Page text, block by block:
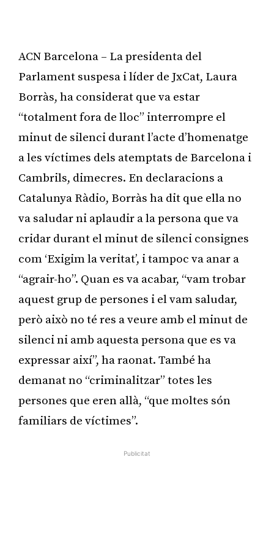
ACN Barcelona – La presidenta del
Parlament suspesa i líder de JxCat, Laura
Borràs, ha considerat que va estar
“totalment fora de lloc” interrompre el
minut de silenci durant l’acte d’homenatge
a les víctimes dels atemptats de Barcelona i
Cambrils, dimecres. En declaracions a
Catalunya Ràdio, Borràs ha dit que ella no
va saludar ni aplaudir a la persona que va
cridar durant el minut de silenci consignes
com ‘Exigim la veritat’, i tampoc va anar a
“agrair-ho”. Quan es va acabar, “vam trobar
aquest grup de persones i el vam saludar,
però això no té res a veure amb el minut de
silenci ni amb aquesta persona que es va
expressar així”, ha raonat. També ha
demanat no “criminalitzar” totes les
persones que eren allà, “que moltes són
familiars de víctimes”.
Publicitat